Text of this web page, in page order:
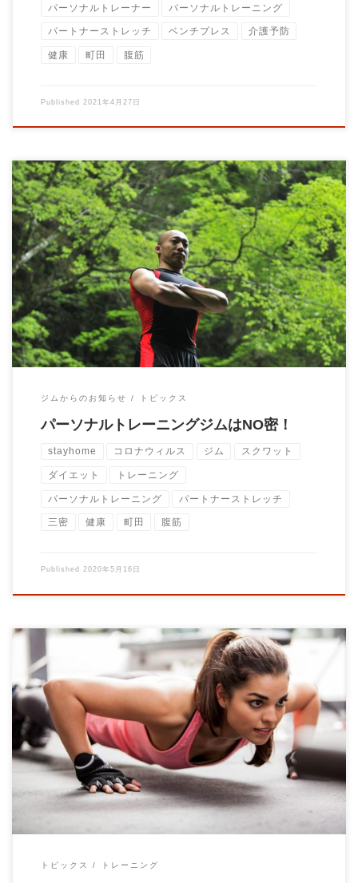
パーソナルトレーナー パーソナルトレーニング
パートナーストレッチ ベンチプレス 介護予防
健康 町田 腹筋
Published 2021年4月27日
こんにちは！ 今日は パーソナルトレーニングジムはNO密という
ことを説明します。 （ここで言うパーソ […]
ジムからのお知らせ トピックス
パーソナルトレーニングジムはNO密！
stayhome コロナウィルス ジム スクワット
ダイエット トレーニング
パーソナルトレーニング パートナーストレッチ
三密 健康 町田 腹筋
Published 2020年5月16日
こんにちは！ 自粛営業中ですが 家でもできるストレッチや運動
の動画作成しました！ 今後も作っていくの […]
トピックス トレーニング